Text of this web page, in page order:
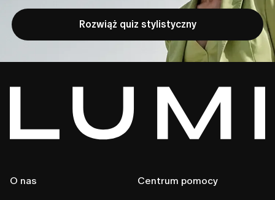
Rozwiąż quiz stylistyczny
O nas Centrum pomocy